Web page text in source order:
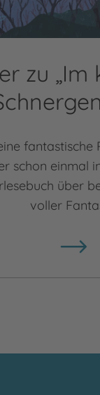
zu „Im
fantastische
schon einmal
über
voller